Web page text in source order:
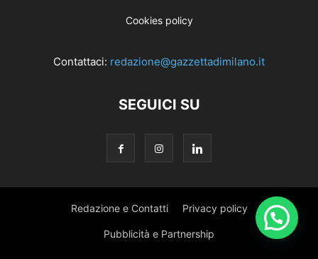
Cookies policy
Contattaci: redazione@gazzettadimilano.it
SEGUICI SU
Redazione e Contatti Privacy policy
Pubblicità e Partnership